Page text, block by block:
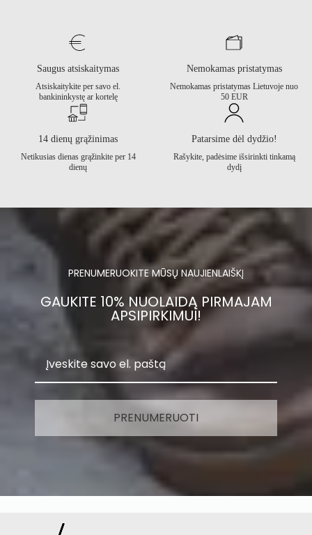
Saugus atsiskaitymas
Atsiskaitykite per savo el.
bankininkystę ar kortelę
Nemokamas pristatymas
Nemokamas pristatymas Lietuvoje nuo
50 EUR
14 dienų grąžinimas
Netikusias dienas grąžinkite per 14
dienų
Patarsime dėl dydžio!
Rašykite, padėsime išsirinkti tinkamą
dydį
PRENUMERUOKITE MŪSŲ NAUJIENLAIŠKĮ
GAUKITE 10% NUOLAIDĄ PIRMAJAM
APSIPIRKIMUI!
PRENUMERUOTI